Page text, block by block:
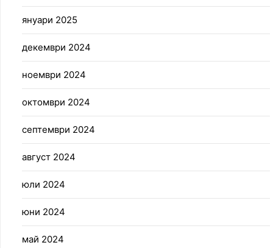
януари 2025
декември 2024
ноември 2024
октомври 2024
септември 2024
август 2024
юли 2024
юни 2024
май 2024